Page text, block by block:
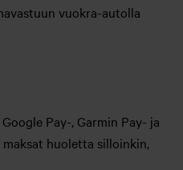
vuokra-autolla
Pay-, Garmin Pay- ja
huoletta silloinkin,